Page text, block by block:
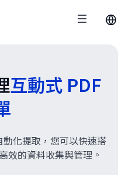
互動式 PDF
化提取，您可以快速搭
效的資料收集與管理。